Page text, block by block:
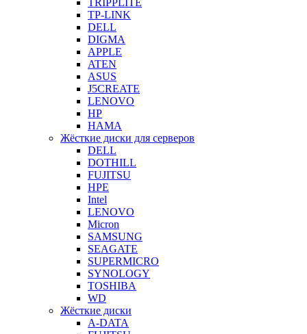
TRIPPLITE
TP-LINK
DELL
DIGMA
APPLE
ATEN
ASUS
J5CREATE
LENOVO
HP
HAMA
Жёсткие диски для серверов
DELL
DOTHILL
FUJITSU
HPE
Intel
LENOVO
Micron
SAMSUNG
SEAGATE
SUPERMICRO
SYNOLOGY
TOSHIBA
WD
Жёсткие диски
A-DATA